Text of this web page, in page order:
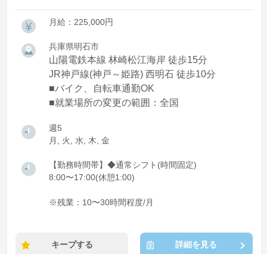
月給：225,000円
兵庫県明石市
山陽電鉄本線 林崎松江海岸 徒歩15分
JR神戸線(神戸～姫路) 西明石 徒歩10分
■バイク、自転車通勤OK
■就業場所の変更の範囲：全国
週5
月, 火, 水, 木, 金
【勤務時間帯】◆通常シフト(時間固定)
8:00〜17:00(休憩1:00)
※残業：10〜30時間程度/月
キープする 詳細を見る